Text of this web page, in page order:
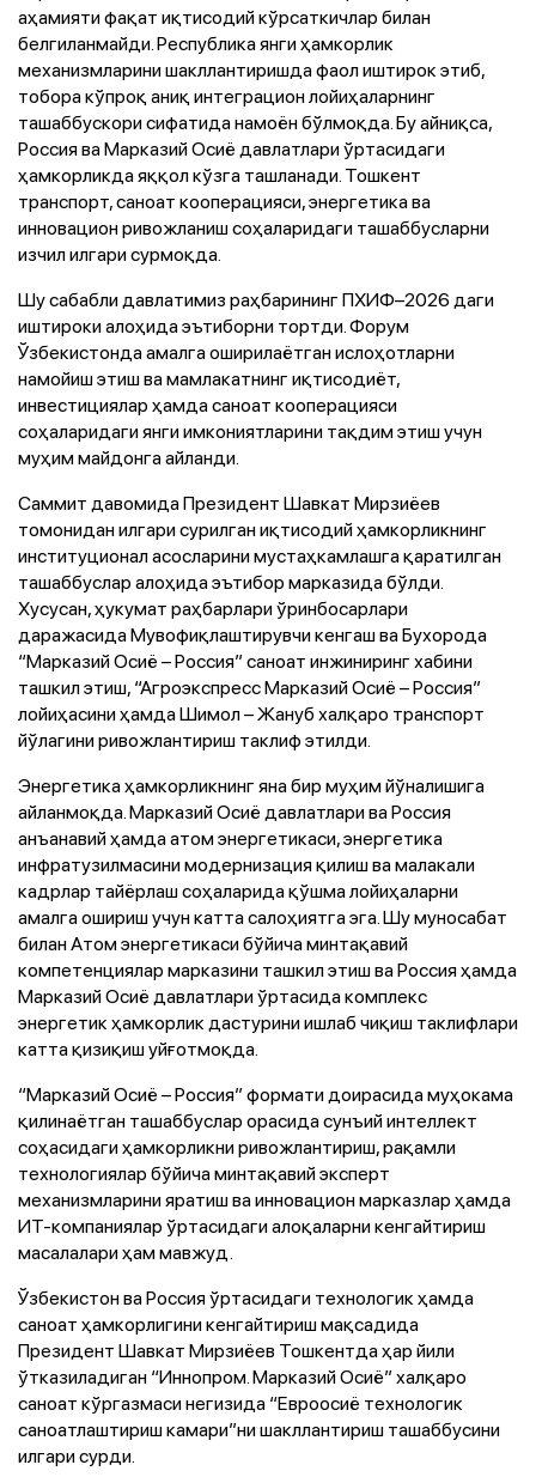
аҳамияти фақат иқтисодий кўрсаткичлар билан
белгиланмайди. Республика янги ҳамкорлик
механизмларини шакллантиришда фаол иштирок этиб,
тобора кўпроқ аниқ интеграцион лойиҳаларнинг
ташаббускори сифатида намоён бўлмоқда. Бу айниқса,
Россия ва Марказий Осиё давлатлари ўртасидаги
ҳамкорликда яққол кўзга ташланади. Тошкент
транспорт, саноат кооперацияси, энергетика ва
инновацион ривожланиш соҳаларидаги ташаббусларни
изчил илгари сурмоқда.
Шу сабабли давлатимиз раҳбарининг ПХИФ–2026 даги
иштироки алоҳида эътиборни тортди. Форум
Ўзбекистонда амалга оширилаётган ислоҳотларни
намойиш этиш ва мамлакатнинг иқтисодиёт,
инвестициялар ҳамда саноат кооперацияси
соҳаларидаги янги имкониятларини тақдим этиш учун
муҳим майдонга айланди.
Саммит давомида Президент Шавкат Мирзиёев
томонидан илгари сурилган иқтисодий ҳамкорликнинг
институционал асосларини мустаҳкамлашга қаратилган
ташаббуслар алоҳида эътибор марказида бўлди.
Хусусан, ҳукумат раҳбарлари ўринбосарлари
даражасида Мувофиқлаштирувчи кенгаш ва Бухорода
“Марказий Осиё – Россия” саноат инжиниринг хабини
ташкил этиш, “Агроэкспресс Марказий Осиё – Россия”
лойиҳасини ҳамда Шимол – Жануб халқаро транспорт
йўлагини ривожлантириш таклиф этилди.
Энергетика ҳамкорликнинг яна бир муҳим йўналишига
айланмоқда. Марказий Осиё давлатлари ва Россия
анъанавий ҳамда атом энергетикаси, энергетика
инфратузилмасини модернизация қилиш ва малакали
кадрлар тайёрлаш соҳаларида қўшма лойиҳаларни
амалга ошириш учун катта салоҳиятга эга. Шу муносабат
билан Атом энергетикаси бўйича минтақавий
компетенциялар марказини ташкил этиш ва Россия ҳамда
Марказий Осиё давлатлари ўртасида комплекс
энергетик ҳамкорлик дастурини ишлаб чиқиш таклифлари
катта қизиқиш уйғотмоқда.
“Марказий Осиё – Россия” формати доирасида муҳокама
қилинаётган ташаббуслар орасида сунъий интеллект
соҳасидаги ҳамкорликни ривожлантириш, рақамли
технологиялар бўйича минтақавий эксперт
механизмларини яратиш ва инновацион марказлар ҳамда
ИТ-компаниялар ўртасидаги алоқаларни кенгайтириш
масалалари ҳам мавжуд.
Ўзбекистон ва Россия ўртасидаги технологик ҳамда
саноат ҳамкорлигини кенгайтириш мақсадида
Президент Шавкат Мирзиёев Тошкентда ҳар йили
ўтказиладиган “Иннопром. Марказий Осиё” халқаро
саноат кўргазмаси негизида “Евроосиё технологик
саноатлаштириш камари”ни шакллантириш ташаббусини
илгари сурди.